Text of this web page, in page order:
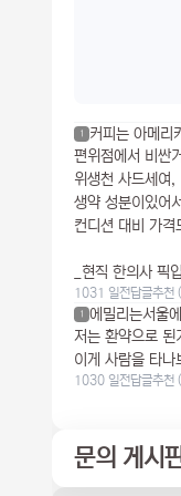
1
커피는 아메리
편위점에서 비싼
위생천 사드세여,
생약 성분이있어
컨디션 대비 가격
_현직 한의사 픽
1031 일전답글추천
1
에밀리는서울에
저는 환약으로 된
이게 사람을 타나
1030 일전답글추천
문의 게시